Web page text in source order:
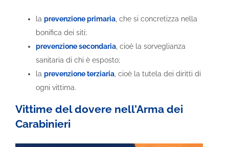
la prevenzione primaria, che si concretizza nella
bonifica dei siti;
prevenzione secondaria, cioè la sorveglianza
sanitaria di chi è esposto;
la prevenzione terziaria, cioè la tutela dei diritti di
ogni vittima.
Vittime del dovere nell’Arma dei
Carabinieri